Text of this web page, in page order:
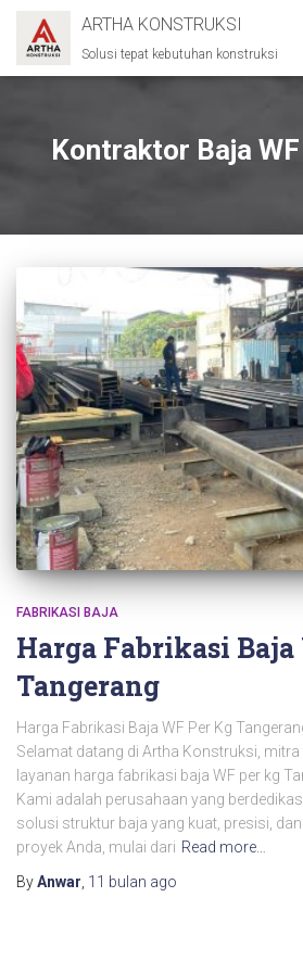
ARTHA KONSTRUKSI
Solusi tepat kebutuhan konstruksi
Kontraktor Baja
FABRIKASI BAJA
Harga Fabrikasi Baja
Tangerang
Harga Fabrikasi Baja WF Per Kg
Selamat datang di Artha Konstruksi,
layanan harga fabrikasi baja WF per kg
Kami adalah perusahaan yang
solusi struktur baja yang kuat, presisi,
proyek Anda, mulai dari Read more…
ByAnwar 11 bulan ago